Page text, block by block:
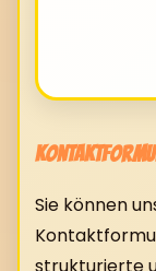
Sie können